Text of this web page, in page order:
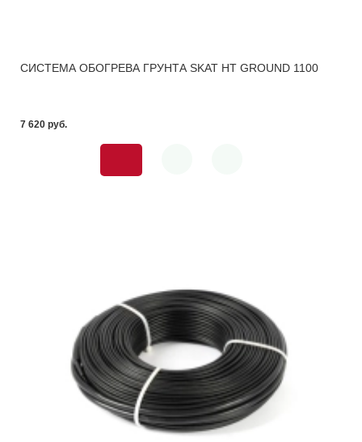
СИСТЕМА ОБОГРЕВА ГРУНТА SKAT HT GROUND 1100
7 620 pуб.